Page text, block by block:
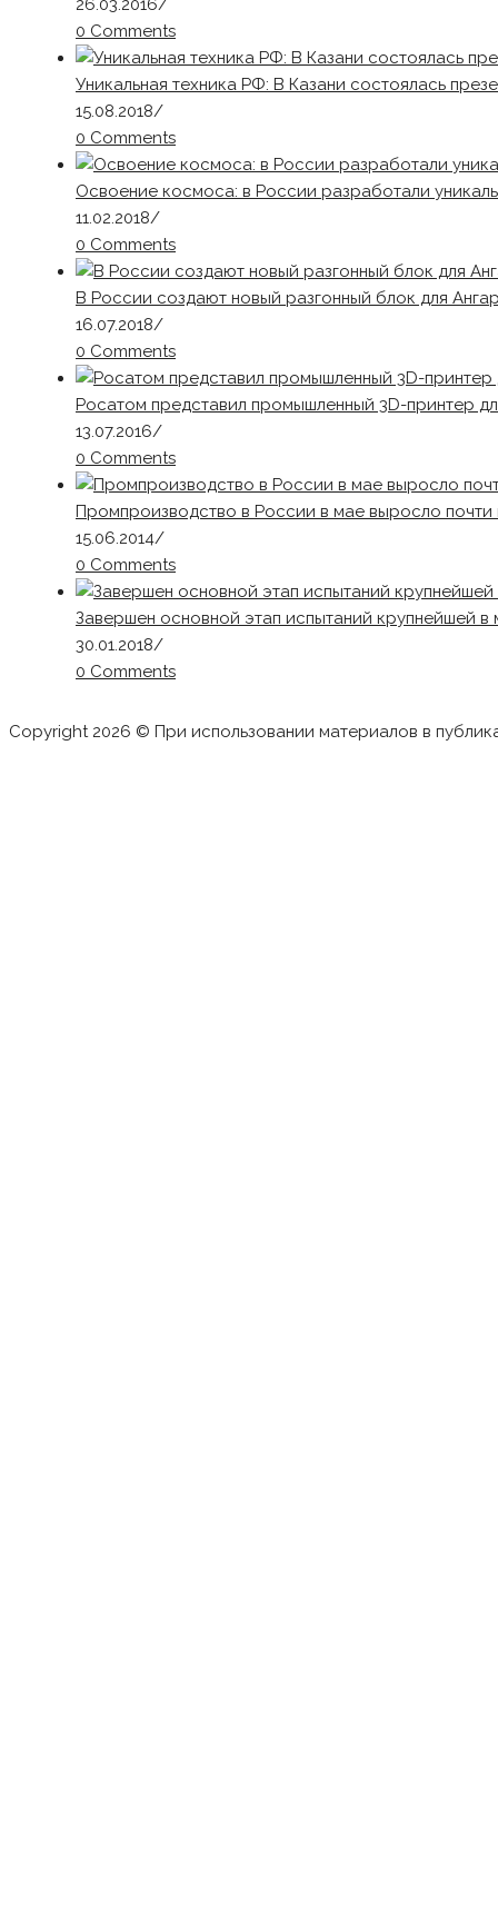
26.03.2016/
0 Comments
Уникальная техника РФ: В Казани состоялась
15.08.2018/
0 Comments
Освоение космоса: в России разработали
11.02.2018/
0 Comments
В России создают новый разгонный блок для
16.07.2018/
0 Comments
Росатом представил промышленный 3D-принтер
13.07.2016/
0 Comments
Промпроизводство в России в мае выросло почти
15.06.2014/
0 Comments
Завершен основной этап испытаний крупнейшей
30.01.2018/
0 Comments
Copyright 2026 © При использовании материалов в